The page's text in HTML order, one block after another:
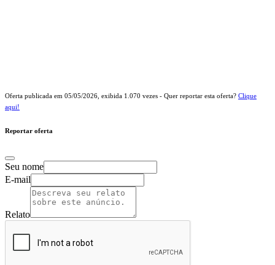
Oferta publicada em 05/05/2026 , exibida 1.070 vezes - Quer reportar esta oferta? Clique
aqui!
Reportar oferta
Seu nome
E-mail
Relato